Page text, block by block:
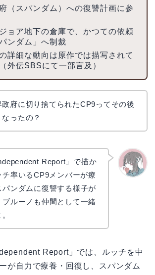
（スパンダム）への復讐計画に参
ョア地下の倉庫で、かつての依頼
ンダム」へ制裁
詳細な動向は原作では描写されて
外伝SBSにて一部言及）
政府に切り捨てられたCP9ってその後
なったの？
Report」で描か
チ率いるCP9メンバーが療
ンダムに復讐する様子が
ルーノも仲間として一緒
Report」では、ルッチを中
が自力で療養・回復し、スパンダム